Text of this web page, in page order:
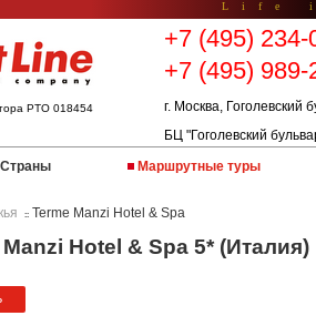
Life
РТО 018454
+7 (495) 234-
+7 (495) 989-
г. Москва, Гоголевский
БЦ "Гоголевский
Страны
Маршрутные туры
:: Terme Manzi Hotel & Spa
Hotel & Spa 5* (Италия)